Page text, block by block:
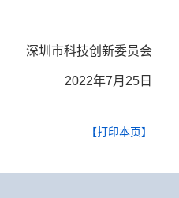
深圳市科技创新委员会
2022年7月25日
【打印本页】